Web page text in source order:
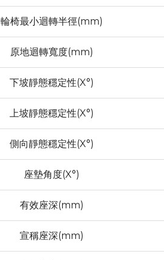
輪椅最小迴轉半徑(mm)
原地迴轉寬度(mm)
下坡靜態穩定性(X°)
上坡靜態穩定性(X°)
側向靜態穩定性(X°)
座墊角度(X°)
有效座深(mm)
宣稱座深(mm)